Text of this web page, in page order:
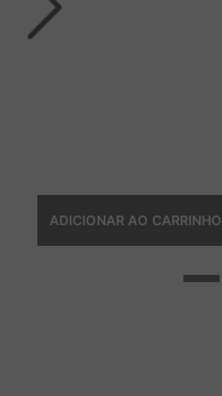
ADICIONAR AO CARRINHO